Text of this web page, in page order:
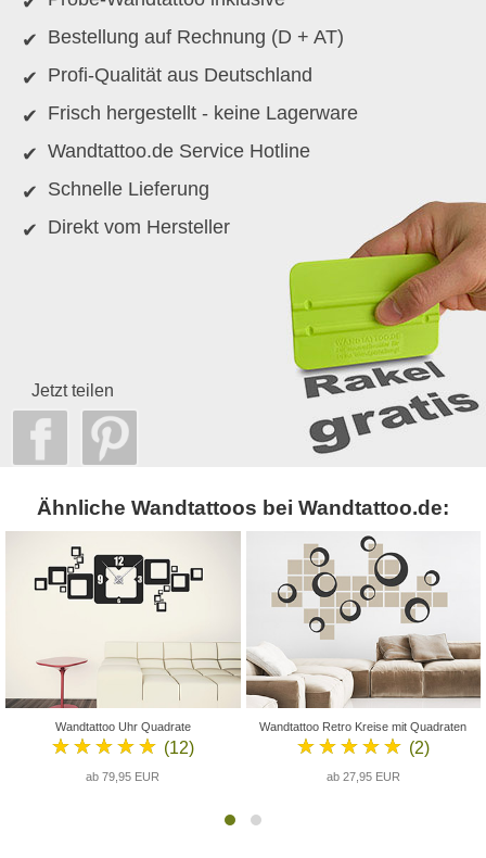
Bestellung auf Rechnung (D + AT)
Profi-Qualität aus Deutschland
Frisch hergestellt - keine Lagerware
Wandtattoo.de Service Hotline
Schnelle Lieferung
Direkt vom Hersteller
Jetzt teilen
Ähnliche Wandtattoos bei Wandtattoo.de:
Wandtattoo Uhr Quadrate
★★★★★ (12)
ab 79,95 EUR
Wandtattoo Retro Kreise mit Quadraten
★★★★★ (2)
ab 27,95 EUR